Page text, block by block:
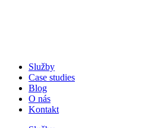
Služby
Case studies
Blog
O nás
Kontakt